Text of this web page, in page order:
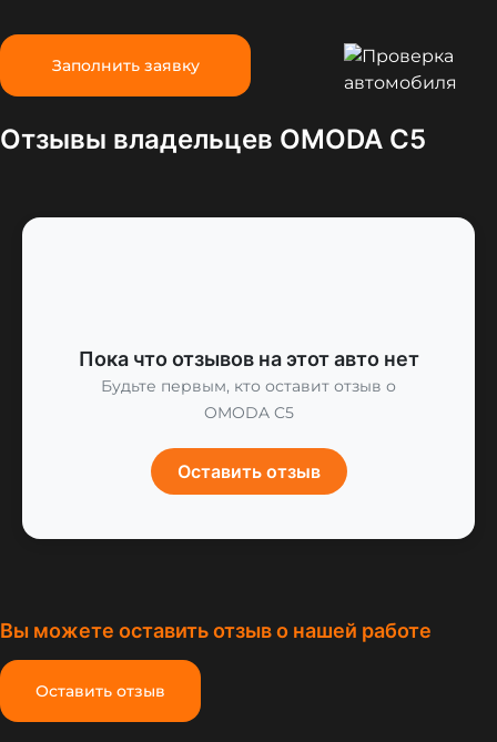
Заполнить заявку
Отзывы владельцев OMODA C5
Вы можете оставить отзыв о нашей работе
Оставить отзыв
Пока что отзывов на этот авто нет
Будьте первым, кто оставит отзыв о
OMODA C5
Оставить отзыв